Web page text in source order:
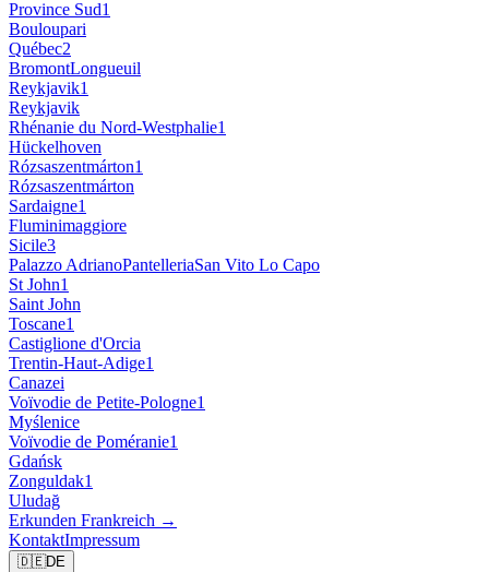
Province Sud1
Bouloupari
Québec2
BromontLongueuil
Reykjavik1
Reykjavik
Rhénanie du Nord-Westphalie1
Hückelhoven
Rózsaszentmárton1
Rózsaszentmárton
Sardaigne1
Fluminimaggiore
Sicile3
Palazzo AdrianoPantelleriaSan Vito Lo Capo
St John1
Saint John
Toscane1
Castiglione d'Orcia
Trentin-Haut-Adige1
Canazei
Voïvodie de Petite-Pologne1
Myślenice
Voïvodie de Poméranie1
Gdańsk
Zonguldak1
Uludağ
Erkunden Frankreich →
KontaktImpressum
🇩🇪DE